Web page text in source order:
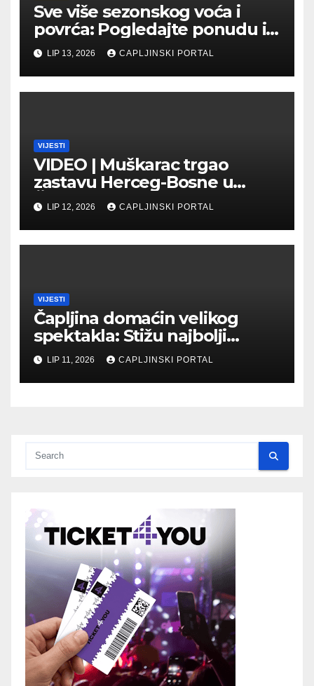
Sve više sezonskog voća i
povrća: Pogledajte ponudu i
cijene na čapljinskoj
Veletržnici
LIP 13, 2026 CAPLJINSKI PORTAL
VIJESTI
VIDEO | Muškarac trgao
zastavu Herceg-Bosne u
Čapljini: Traži se hitno
uhićenje
LIP 12, 2026 CAPLJINSKI PORTAL
VIJESTI
Čapljina domaćin velikog
spektakla: Stižu najbolji
biciklisti Balkana
LIP 11, 2026 CAPLJINSKI PORTAL